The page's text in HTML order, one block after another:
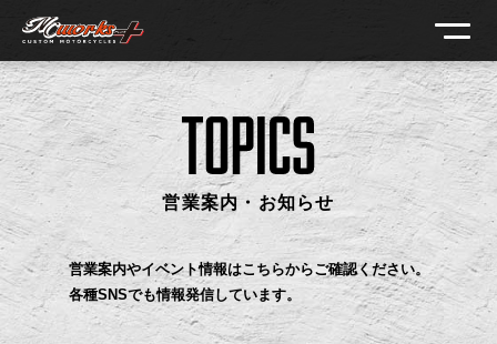
営業案内・お知らせ
営業案内やイベント情報はこちらからご確認ください。
各種SNSでも情報発信しています。